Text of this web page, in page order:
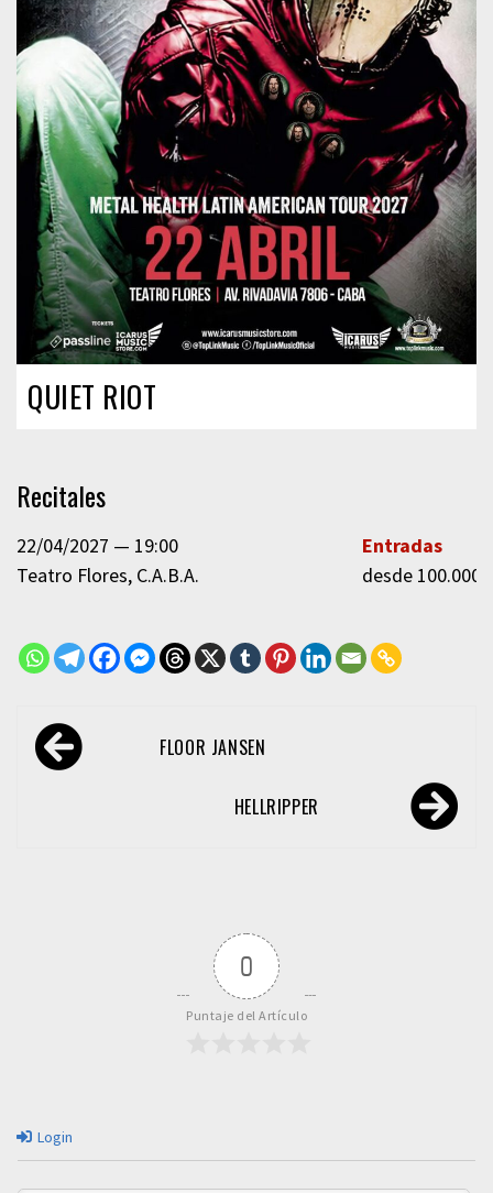
QUIET RIOT
Recitales
22/04/2027
19:00
Teatro Flores C.A.B.A.
Entradas
desde
Navegación
de FLOOR JANSEN
HELLRIPPER
0
Puntaje del Artículo
Login